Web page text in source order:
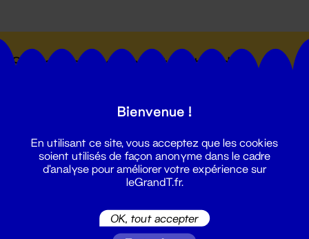
Suivez toutes les actualités du
Bienvenue !
En utilisant ce site, vous acceptez que les cookies
soient utilisés de façon anonyme dans le cadre
d'analyse pour améliorer votre expérience sur
leGrandT.fr.
OK, tout accepter